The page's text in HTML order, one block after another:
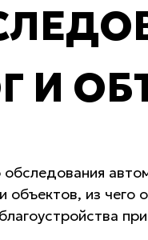
И
обследования
объектов, из